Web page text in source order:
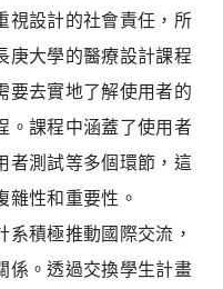
視設計的社會責任，所
庚大學的醫療設計課程
要去實地了解使用者的
。課程中涵蓋了使用者
者測試等多個環節，這
性和重要性。
積極推動國際交流，
係。透過交換學生計畫